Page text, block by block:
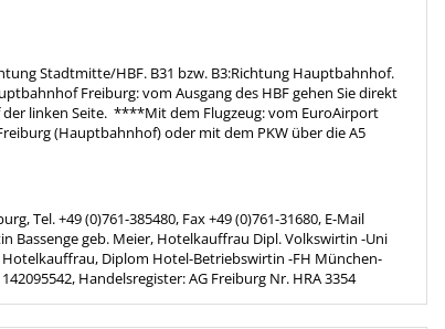
Stadtmitte/HBF. B31 bzw. B3:Richtung Hauptbahnhof.
Freiburg: vom Ausgang des HBF gehen Sie direkt
linken Seite. ****Mit dem Flugzeug: vom EuroAirport
(Hauptbahnhof) oder mit dem PKW über die A5
Tel. +49 (0)761-385480, Fax +49 (0)761-31680, E-Mail
Bassenge geb. Meier, Hotelkauffrau Dipl. Volkswirtin -Uni
Diplom Hotel-Betriebswirtin -FH München-
Handelsregister: AG Freiburg Nr. HRA 3354